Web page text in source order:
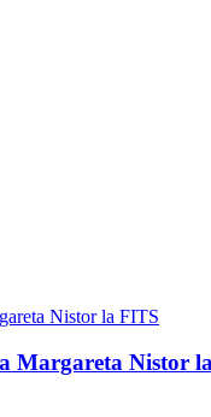
Margareta Nistor